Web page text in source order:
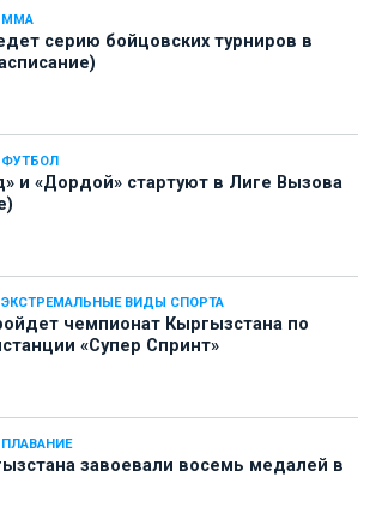
ММА
серию бойцовских турниров в
ФУТБОЛ
и «Дордой» стартуют в Лиге Вызова
ЭКСТРЕМАЛЬНЫЕ ВИДЫ СПОРТА
чемпионат Кыргызстана по
«Супер Спринт»
ПЛАВАНИЕ
завоевали восемь медалей в